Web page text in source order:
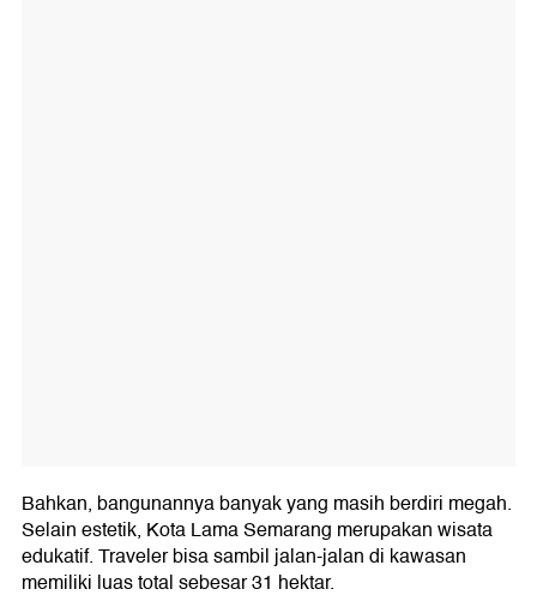
Bahkan, bangunannya banyak yang masih berdiri megah.
Selain estetik, Kota Lama Semarang merupakan wisata
edukatif. Traveler bisa sambil jalan-jalan di kawasan
memiliki luas total sebesar 31 hektar.